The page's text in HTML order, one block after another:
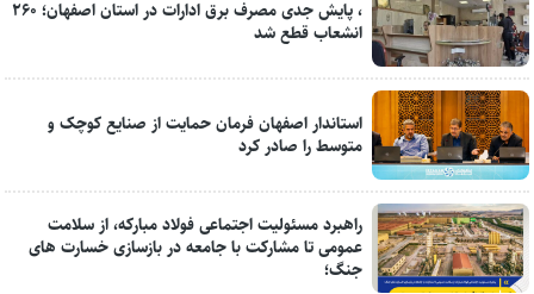
، پایش جدی مصرف برق ادارات در استان اصفهان؛ ۲۶۰
انشعاب قطع شد
استاندار اصفهان فرمان حمایت از صنایع کوچک و
متوسط را صادر کرد
راهبرد مسئولیت اجتماعی فولاد مبارکه، از سلامت
عمومی تا مشارکت با جامعه در بازسازی خسارت های
جنگ؛